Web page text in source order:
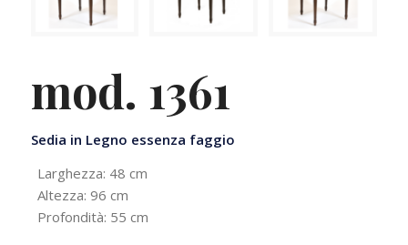
mod. 1361
Sedia in Legno essenza faggio
Larghezza: 48 cm
Altezza: 96 cm
Profondità: 55 cm